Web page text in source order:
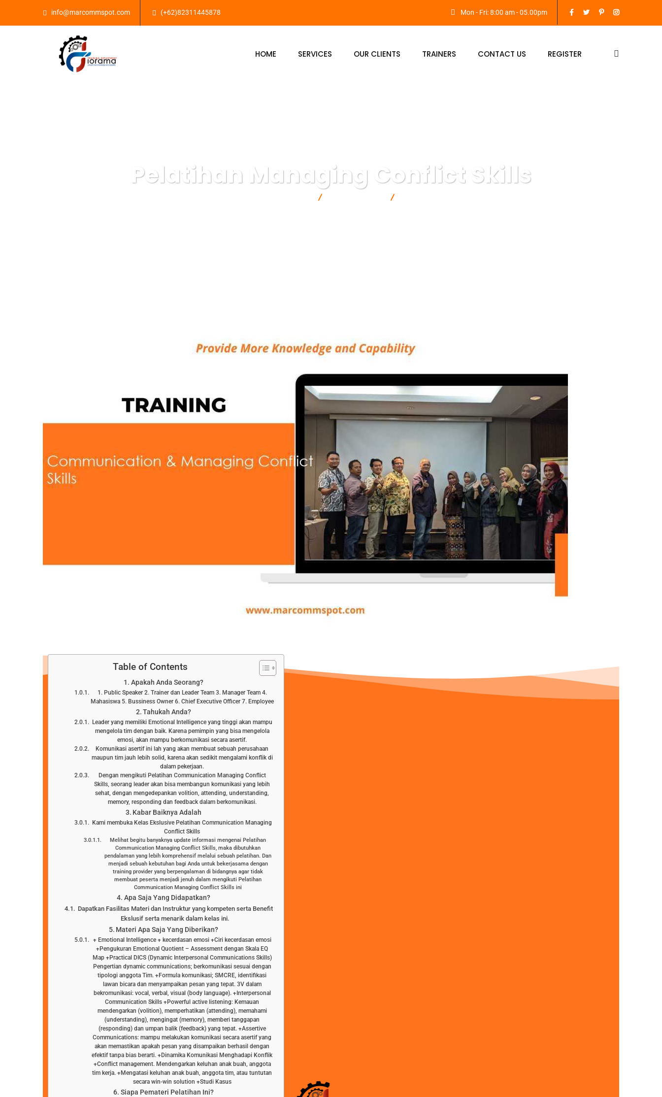
info@marcommspot.com (+62)82311445878 Mon - Fri: 8:00 am - 05.00pm
HOME SERVICES OUR CLIENTS TRAINERS CONTACT US REGISTER
Pelatihan Managing Conflict Skills
Table of Contents
Apakah Anda Seorang?
1. Public Speaker 2. Trainer dan Leader Team 3. Manager Team 4.
Mahasiswa 5. Bussiness Owner 6. Chief Executive Officer 7. Employee
Tahukah Anda?
Leader yang memiliki Emotional Intelligence yang tinggi akan mampu
mengelola tim dengan baik. Karena pemimpin yang bisa mengelola
emosi, akan mampu berkomunikasi secara asertif.
Komunikasi asertif ini lah yang akan membuat sebuah perusahaan
maupun tim jauh lebih solid, karena akan sedikit mengalami konflik di
dalam pekerjaan.
Dengan mengikuti Pelatihan Communication Managing Conflict
Skills, seorang leader akan bisa membangun komunikasi yang lebih
sehat, dengan mengedepankan volition, attending, understanding,
memory, responding dan feedback dalam berkomunikasi.
Kabar Baiknya Adalah
Kami membuka Kelas Ekslusive Pelatihan Communication Managing
Conflict Skills
Melihat begitu banyaknya update informasi mengenai Pelatihan
Communication Managing Conflict Skills, maka dibutuhkan
pendalaman yang lebih komprehensif melalui sebuah pelatihan. Dan
menjadi sebuah kebutuhan bagi Anda untuk bekerjasama dengan
training provider yang berpengalaman di bidangnya agar tidak
membuat peserta menjadi jenuh dalam mengikuti Pelatihan
Communication Managing Conflict Skills ini
Apa Saja Yang Didapatkan?
Dapatkan Fasilitas Materi dan Instruktur yang kompeten serta Benefit
Ekslusif serta menarik dalam kelas ini.
Materi Apa Saja Yang Diberikan?
+ Emotional Intelligence + kecerdasan emosi +Ciri kecerdasan emosi
+Pengukuran Emotional Quotient – Assessment dengan Skala EQ
Map +Practical DICS (Dynamic Interpersonal Communications Skills)
Pengertian dynamic communications; berkomunikasi sesuai dengan
tipologi anggota Tim. +Formula komunikasi; SMCRE, identifikasi
lawan bicara dan menyampaikan pesan yang tepat. 3V dalam
bekromunikasi: vocal, verbal, visual (body language). +Interpersonal
Communication Skills +Powerful active listening: Kemauan
mendengarkan (volition), memperhatikan (attending), memahami
(understanding), mengingat (memory), memberi tanggapan
(responding) dan umpan balik (feedback) yang tepat. +Assertive
Communications: mampu melakukan komunikasi secara asertif yang
akan memastikan apakah pesan yang disampaikan berhasil dengan
efektif tanpa bias berarti. +Dinamika Komunikasi Menghadapi Konflik
+Conflict management. Mendengarkan keluhan anak buah, anggota
tim kerja. +Mengatasi keluhan anak buah, anggota tim, atau tuntutan
secara win-win solution +Studi Kasus
Siapa Pemateri Pelatihan Ini?